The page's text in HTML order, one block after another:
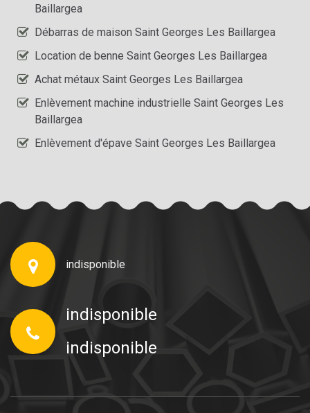
Baillargea
Débarras de maison Saint Georges Les Baillargea
Location de benne Saint Georges Les Baillargea
Achat métaux Saint Georges Les Baillargea
Enlèvement machine industrielle Saint Georges Les
Baillargea
Enlèvement d'épave Saint Georges Les Baillargea
indisponible
indisponible
indisponible